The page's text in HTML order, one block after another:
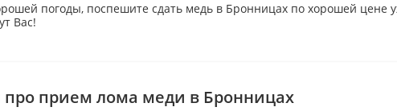
погоды, поспешите сдать медь в Бронницах по хорошей цене
Вас!
прием лома меди в Бронницах